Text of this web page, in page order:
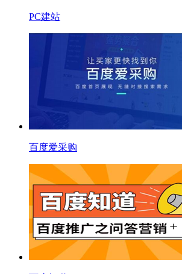
PC建站
百度爱采购